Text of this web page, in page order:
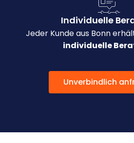
Individuelle
Jeder Kunde aus Bonn
individuelle
Unverbindlich